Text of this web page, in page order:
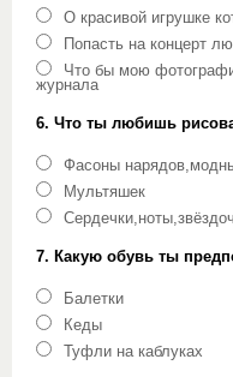
О красивой игрушке
Попасть на концерт
Что бы мою
журнала
6. Что ты любишь
Фасоны
Мультяшек
7. Какую обувь ты
Балетки
Кеды
Туфли на каблуках